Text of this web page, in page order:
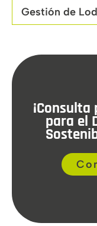
Gestión de
para el